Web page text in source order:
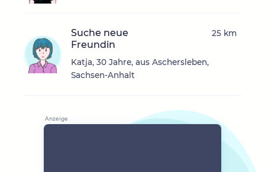
Suche neue
Freundin
Katja, 30 Jahre, aus Aschersleben,
Sachsen-Anhalt
25 km